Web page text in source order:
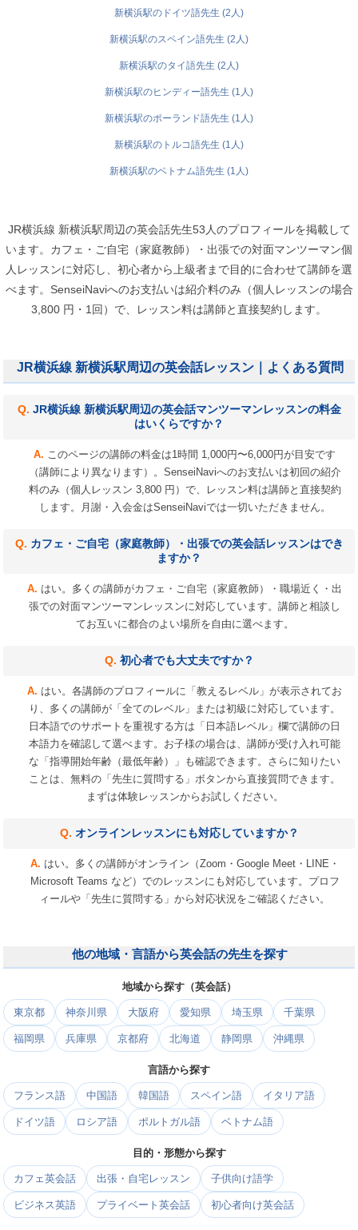
新横浜駅のドイツ語先生 (2人)
新横浜駅のスペイン語先生 (2人)
新横浜駅のタイ語先生 (2人)
新横浜駅のヒンディー語先生 (1人)
新横浜駅のポーランド語先生 (1人)
新横浜駅のトルコ語先生 (1人)
新横浜駅のベトナム語先生 (1人)
JR横浜線 新横浜駅周辺の英会話先生53人のプロフィールを掲載して
います。カフェ・ご自宅（家庭教師）・出張での対面マンツーマン個
人レッスンに対応し、初心者から上級者まで目的に合わせて講師を選
べます。SenseiNaviへのお支払いは紹介料のみ（個人レッスンの場合
3,800 円・1回）で、レッスン料は講師と直接契約します。
JR横浜線 新横浜駅周辺の英会話レッスン｜よくある質問
JR横浜線 新横浜駅周辺の英会話マンツーマンレッスンの料金
はいくらですか？
このページの講師の料金は1時間 1,000円〜6,000円が目安です
（講師により異なります）。SenseiNaviへのお支払いは初回の紹介
料のみ（個人レッスン 3,800 円）で、レッスン料は講師と直接契約
します。月謝・入会金はSenseiNaviでは一切いただきません。
カフェ・ご自宅（家庭教師）・出張での英会話レッスンはでき
ますか？
はい。多くの講師がカフェ・ご自宅（家庭教師）・職場近く・出
張での対面マンツーマンレッスンに対応しています。講師と相談し
てお互いに都合のよい場所を自由に選べます。
初心者でも大丈夫ですか？
はい。各講師のプロフィールに「教えるレベル」が表示されてお
り、多くの講師が「全てのレベル」または初級に対応しています。
日本語でのサポートを重視する方は「日本語レベル」欄で講師の日
本語力を確認して選べます。お子様の場合は、講師が受け入れ可能
な「指導開始年齢（最低年齢）」も確認できます。さらに知りたい
ことは、無料の「先生に質問する」ボタンから直接質問できます。
まずは体験レッスンからお試しください。
オンラインレッスンにも対応していますか？
はい。多くの講師がオンライン（Zoom・Google Meet・LINE・
Microsoft Teams など）でのレッスンにも対応しています。プロフ
ィールや「先生に質問する」から対応状況をご確認ください。
他の地域・言語から英会話の先生を探す
地域から探す（英会話）
東京都 神奈川県 大阪府 愛知県 埼玉県 千葉県
福岡県 兵庫県 京都府 北海道 静岡県 沖縄県
言語から探す
フランス語 中国語 韓国語 スペイン語 イタリア語
ドイツ語 ロシア語 ポルトガル語 ベトナム語
目的・形態から探す
カフェ英会話 出張・自宅レッスン 子供向け語学
ビジネス英語 プライベート英会話 初心者向け英会話